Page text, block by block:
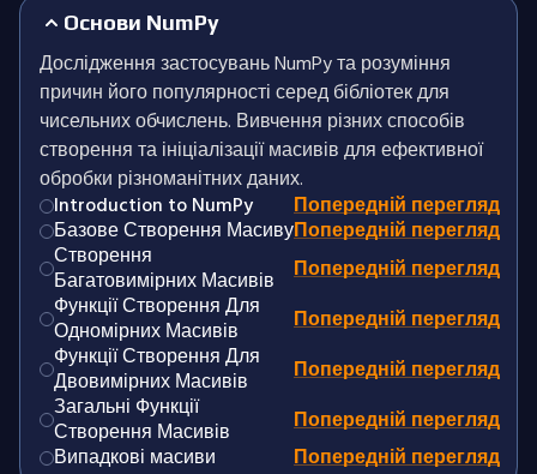
Основи NumPy
Дослідження застосувань NumPy та розуміння
причин його популярності серед бібліотек для
чисельних обчислень. Вивчення різних способів
створення та ініціалізації масивів для ефективної
обробки різноманітних даних.
Introduction to NumPy
Попередній перегляд
Базове Створення МасивуПопередній перегляд
Створення
Багатовимірних Масивів
Попередній перегляд
Функції Створення Для
Одномірних Масивів
Попередній перегляд
Функції Створення Для
Двовимірних Масивів
Попередній перегляд
Загальні Функції
Створення Масивів
Попередній перегляд
Випадкові масиви
Попередній перегляд